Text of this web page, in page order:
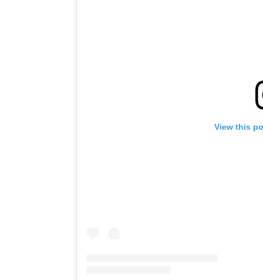
View this